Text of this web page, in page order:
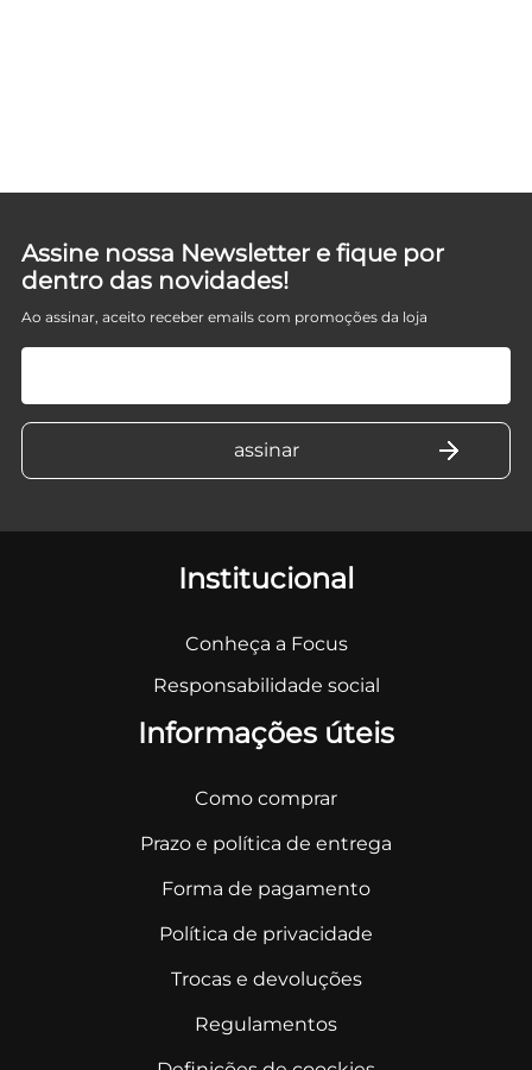
Assine nossa Newsletter e fique por
dentro das novidades!
Ao assinar, aceito receber emails com promoções da loja
Institucional
Conheça a Focus
Responsabilidade social
Informações úteis
Como comprar
Prazo e política de entrega
Forma de pagamento
Política de privacidade
Trocas e devoluções
Regulamentos